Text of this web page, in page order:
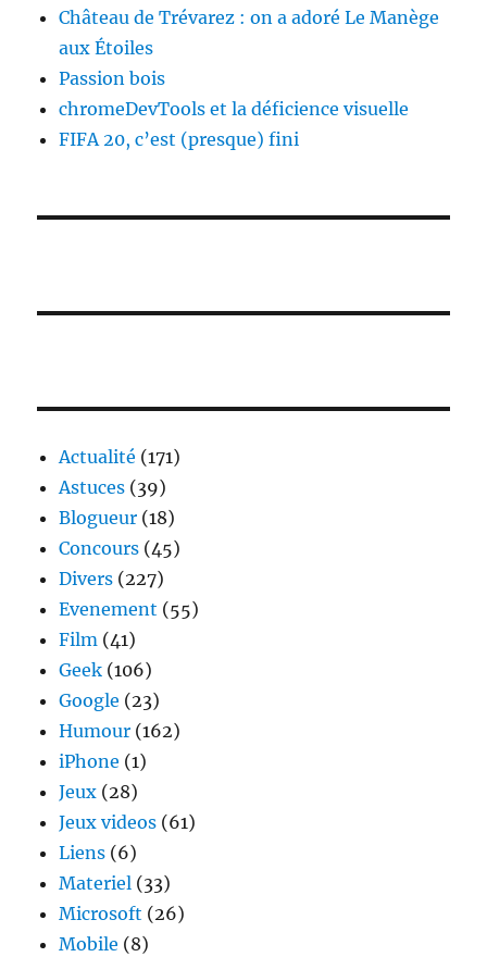
Château de Trévarez : on a adoré Le Manège
aux Étoiles
Passion bois
chromeDevTools et la déficience visuelle
FIFA 20, c’est (presque) fini
Actualité (171)
Astuces (39)
Blogueur (18)
Concours (45)
Divers (227)
Evenement (55)
Film (41)
Geek (106)
Google (23)
Humour (162)
iPhone (1)
Jeux (28)
Jeux videos (61)
Liens (6)
Materiel (33)
Microsoft (26)
Mobile (8)